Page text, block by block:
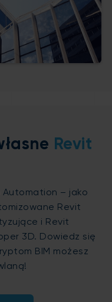
Revit
Automation – jako
Revit
i Revit
3D. Dowiedz się
BIM możesz